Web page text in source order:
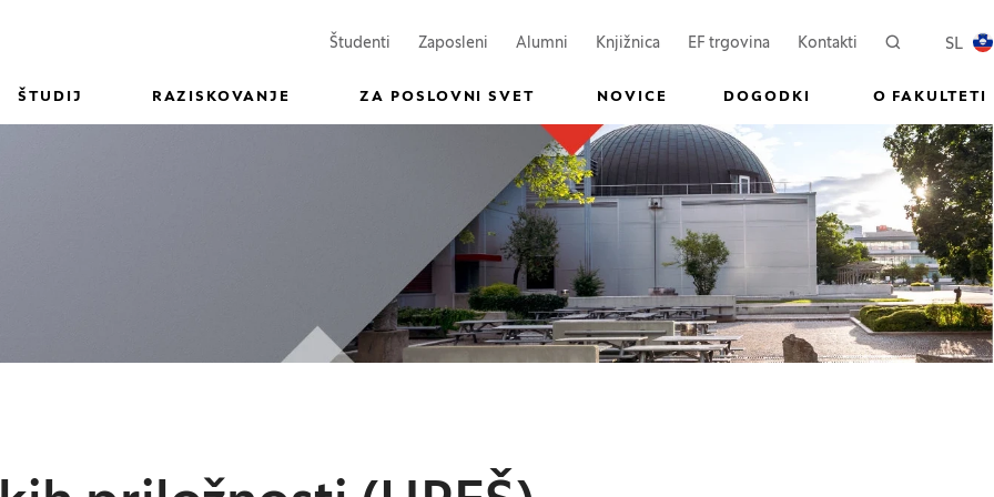
Študenti (Odpre se v novem oknu)
Zaposleni (Odpre se v novem oknu)
Alumni Knjižnica EF trgovina(Odpre se v novem oknu)
Kontakti Iskanje SL
ŠTUDIJ RAZISKOVANJE ZA POSLOVNI SVET NOVICE DOGODKI O FAKULTETI